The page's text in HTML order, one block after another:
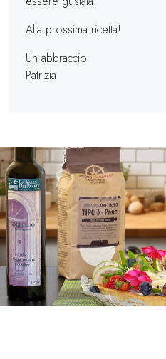
Alla prossima ricetta!
Un abbraccio
Patrizia